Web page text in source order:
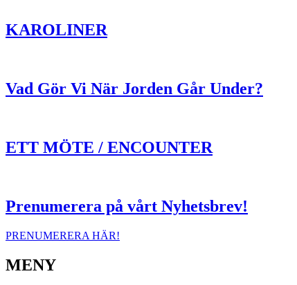
KAROLINER
Vad Gör Vi När Jorden Går Under?
ETT MÖTE / ENCOUNTER
Prenumerera på vårt Nyhetsbrev!
PRENUMERERA HÄR!
MENY